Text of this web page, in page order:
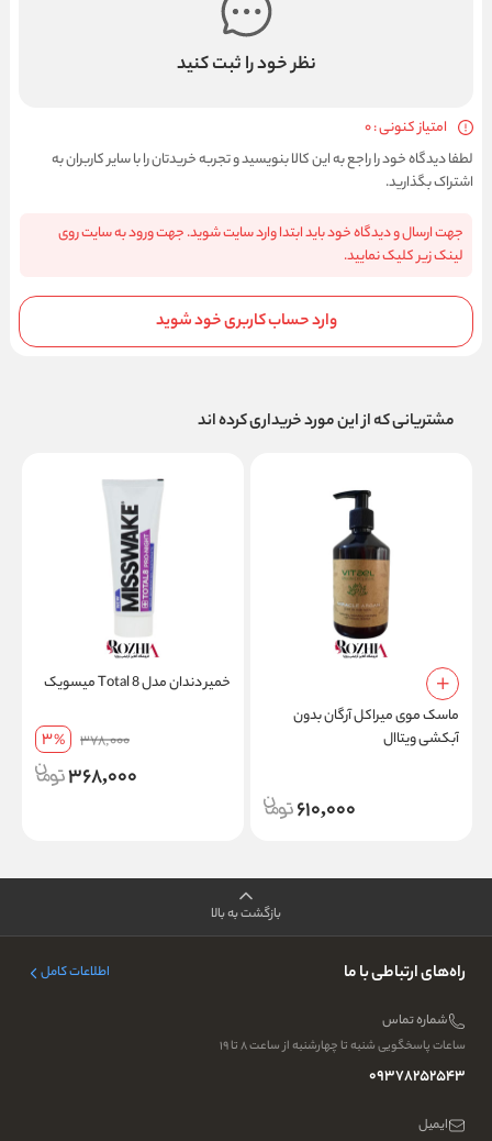
نظر خود را ثبت کنید
امتیاز کنونی : 0
لطفا دیدگاه خود را راجع به این کالا بنویسید و تجربه خریدتان را با سایر کاربران به
اشتراک بگذارید.
جهت ارسال و دیدگاه خود باید ابتدا وارد سایت شوید. جهت ورود به سایت روی
لینک زیر کلیک نمایید.
وارد حساب کاربری خود شوید
مشتریانی که از این مورد خریداری کرده اند
ماسک موی میراکل آرگان بدون
آبکشی ویتاال
610,000
خمیر دندان مدل Total 8 میسویک
378,000
3%
368,000
بازگشت به بالا
راه‌های ارتباطی با ما اطلاعات کامل
شماره تماس
ساعات پاسخگویی شنبه تا چهارشنبه از ساعت ۸ تا ۱۹
09378252543
ایمیل